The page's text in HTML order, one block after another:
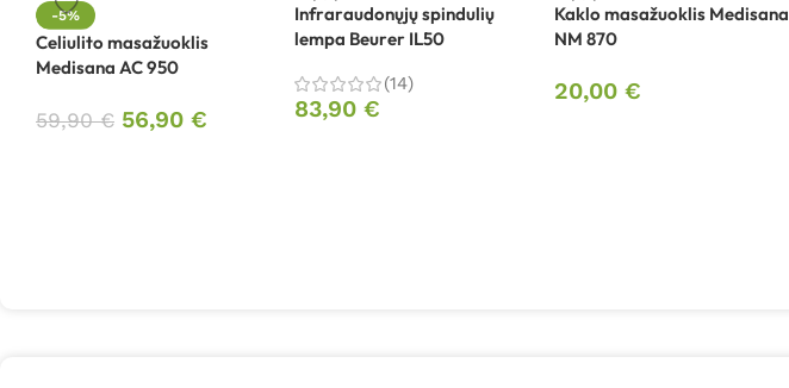
-5%
Celiulito masažuoklis
Medisana AC 950
59,90€ 56,90 €
Infraraudonųjų spindulių
lempa Beurer IL50
(14)
83,90€
Kaklo masažuoklis Medisana
NM 870
20,00 €